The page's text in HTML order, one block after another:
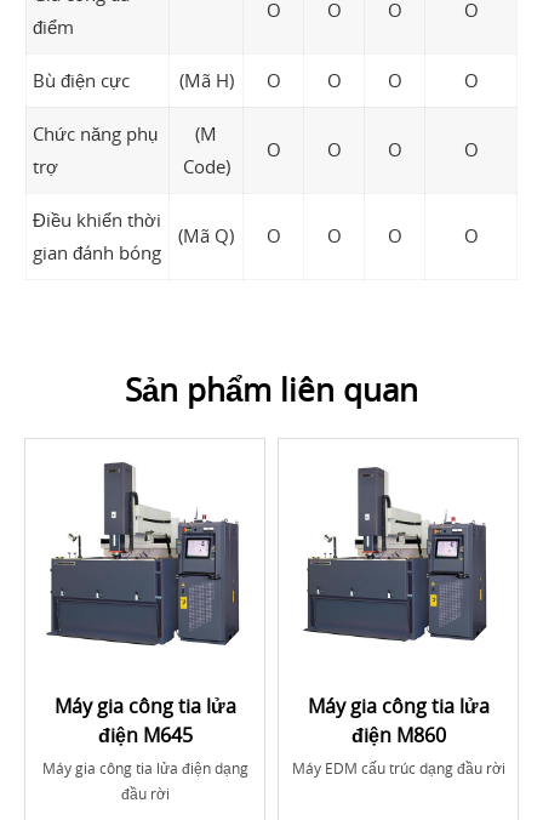
điểm
O O O O
Bù điện cực (Mã H) O O O O
Chức năng phụ
trợ
(M
Code)
O O O O
Điều khiển thời
gian đánh bóng
(Mã Q) O O O O
Sản phẩm liên quan
Máy gia công tia lửa
điện M645
Máy gia công tia lửa điện dạng
đầu rời
Máy gia công tia lửa
điện M860
Máy EDM cấu trúc dạng đầu rời